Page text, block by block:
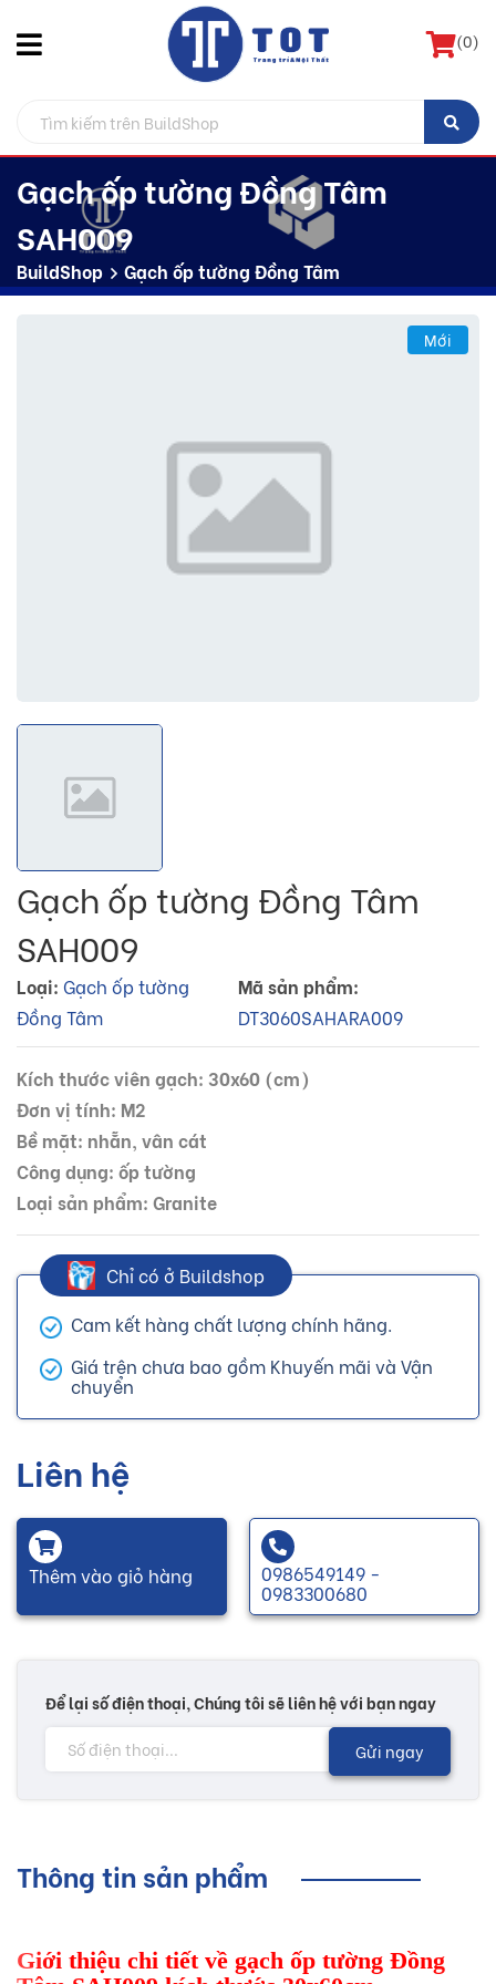
(0)
Gạch ốp tường Đồng Tâm
SAH009
BuildShop Gạch ốp tường Đồng Tâm
Mới
Gạch ốp tường Đồng Tâm
SAH009
Loại: Gạch ốp tường
Đồng Tâm
Mã sản phẩm:
DT3060SAHARA009
Kích thước viên gạch: 30x60 (cm)
Đơn vị tính: M2
Bề mặt: nhẵn, vân cát
Công dụng: ốp tường
Loại sản phẩm: Granite
Chỉ có ở Buildshop
Cam kết hàng chất lượng chính hãng.
Giá trên chưa bao gồm Khuyến mãi và Vận
chuyển
Liên hệ
Thêm vào giỏ hàng 0986549149 -
0983300680
Để lại số điện thoại, Chúng tôi sẽ liên hệ với bạn ngay
Gửi ngay
Thông tin sản phẩm
Giới thiệu chi tiết về gạch ốp tường Đồng